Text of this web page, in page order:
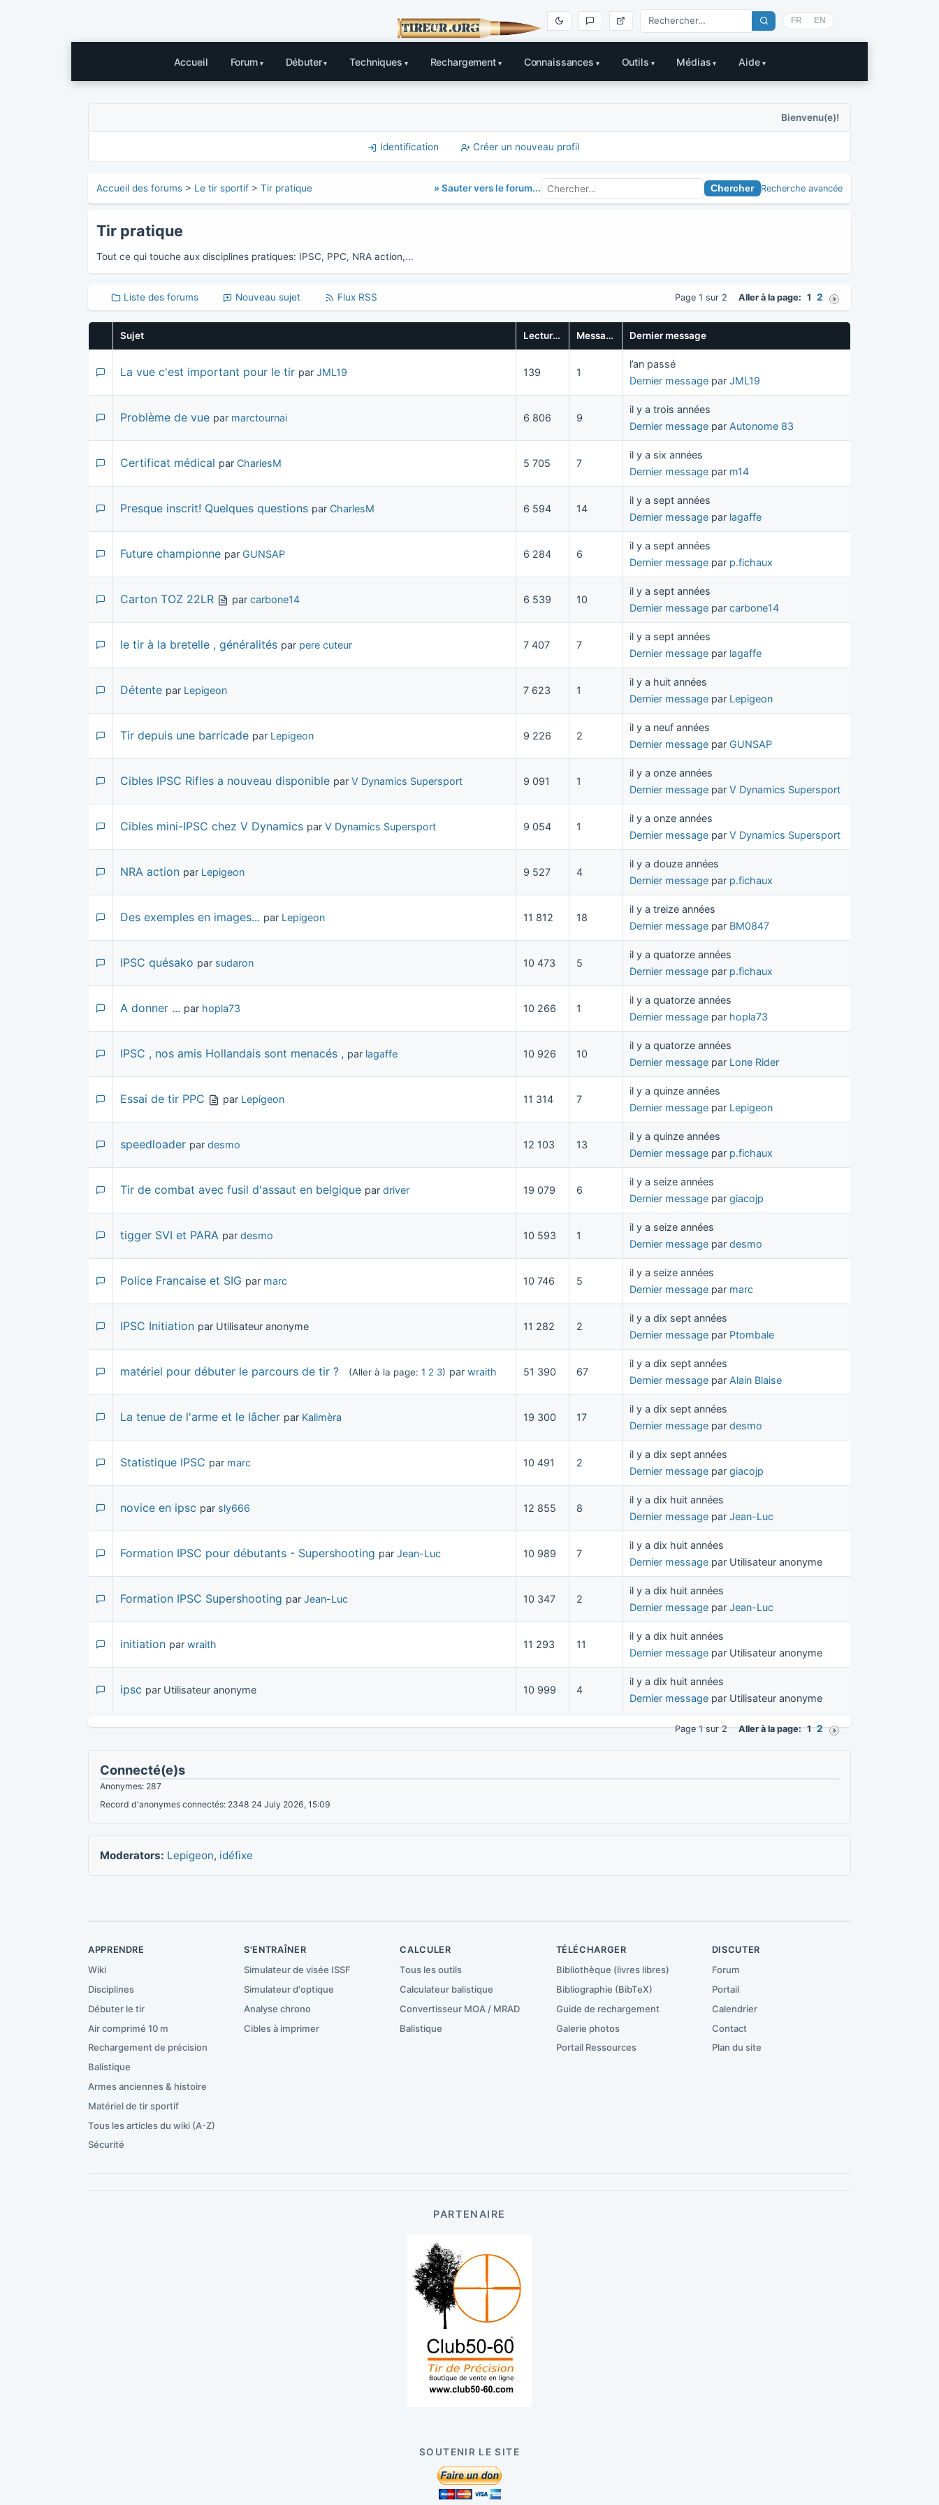
FR EN
Accueil Forum Débuter Techniques Rechargement Connaissances Outils Médias Aide
Bienvenu(e)!
Identification Créer un nouveau profil
» Sauter vers le forum...
Accueil des forums > Le tir sportif > Tir pratique Recherche avancée
Tir pratique
Tout ce qui touche aux disciplines pratiques: IPSC, PPC, NRA action,...
Page 1 sur 2 Aller à la page: 1 2
Liste des forums Nouveau sujet Flux RSS
Sujet Lectures Messages Dernier message
La vue c'est important pour le tir par JML19 139 1
l’an passé
Dernier message par JML19
Problème de vue par marctournai 6 806 9
il y a trois années
Dernier message par Autonome 83
Certificat médical par CharlesM 5 705 7
il y a six années
Dernier message par m14
Presque inscrit! Quelques questions par CharlesM 6 594 14
il y a sept années
Dernier message par lagaffe
Future championne par GUNSAP 6 284 6
il y a sept années
Dernier message par p.fichaux
Carton TOZ 22LR par carbone14 6 539 10
il y a sept années
Dernier message par carbone14
le tir à la bretelle , généralités par pere cuteur 7 407 7
il y a sept années
Dernier message par lagaffe
Détente par Lepigeon 7 623 1
il y a huit années
Dernier message par Lepigeon
Tir depuis une barricade par Lepigeon 9 226 2
il y a neuf années
Dernier message par GUNSAP
Cibles IPSC Rifles a nouveau disponible par V Dynamics Supersport 9 091 1
il y a onze années
Dernier message par V Dynamics Supersport
Cibles mini-IPSC chez V Dynamics par V Dynamics Supersport 9 054 1
il y a onze années
Dernier message par V Dynamics Supersport
NRA action par Lepigeon 9 527 4
il y a douze années
Dernier message par p.fichaux
Des exemples en images... par Lepigeon 11 812 18
il y a treize années
Dernier message par BM0847
IPSC quésako par sudaron 10 473 5
il y a quatorze années
Dernier message par p.fichaux
A donner ... par hopla73 10 266 1
il y a quatorze années
Dernier message par hopla73
IPSC , nos amis Hollandais sont menacés , par lagaffe 10 926 10
il y a quatorze années
Dernier message par Lone Rider
Essai de tir PPC par Lepigeon 11 314 7
il y a quinze années
Dernier message par Lepigeon
speedloader par desmo 12 103 13
il y a quinze années
Dernier message par p.fichaux
Tir de combat avec fusil d'assaut en belgique par driver 19 079 6
il y a seize années
Dernier message par giacojp
tigger SVI et PARA par desmo 10 593 1
il y a seize années
Dernier message par desmo
Police Francaise et SIG par marc 10 746 5
il y a seize années
Dernier message par marc
IPSC Initiation par Utilisateur anonyme 11 282 2
il y a dix sept années
Dernier message par Ptombale
matériel pour débuter le parcours de tir ? (Aller à la page: 1 2 3) par wraith 51 390 67
il y a dix sept années
Dernier message par Alain Blaise
La tenue de l'arme et le lâcher par Kalimèra 19 300 17
il y a dix sept années
Dernier message par desmo
Statistique IPSC par marc 10 491 2
il y a dix sept années
Dernier message par giacojp
novice en ipsc par sly666 12 855 8
il y a dix huit années
Dernier message par Jean-Luc
Formation IPSC pour débutants - Supershooting par Jean-Luc 10 989 7
il y a dix huit années
Dernier message par Utilisateur anonyme
Formation IPSC Supershooting par Jean-Luc 10 347 2
il y a dix huit années
Dernier message par Jean-Luc
initiation par wraith 11 293 11
il y a dix huit années
Dernier message par Utilisateur anonyme
ipsc par Utilisateur anonyme 10 999 4
il y a dix huit années
Dernier message par Utilisateur anonyme
Page 1 sur 2Aller à la page: 1 2
Connecté(e)s
Anonymes: 287
Record d'anonymes connectés: 2348 24 July 2026, 15:09
Moderators: Lepigeon, idéfixe
APPRENDRE
Wiki
Disciplines
Débuter le tir
Air comprimé 10 m
Rechargement de précision
Balistique
Armes anciennes & histoire
Matériel de tir sportif
Tous les articles du wiki (A-Z)
Sécurité
S'ENTRAÎNER
Simulateur de visée ISSF
Simulateur d'optique
Analyse chrono
Cibles à imprimer
CALCULER
Tous les outils
Calculateur balistique
Convertisseur MOA / MRAD
Balistique
TÉLÉCHARGER
Bibliothèque (livres libres)
Bibliographie (BibTeX)
Guide de rechargement
Galerie photos
Portail Ressources
DISCUTER
Forum
Portail
Calendrier
Contact
Plan du site
PARTENAIRE
SOUTENIR LE SITE